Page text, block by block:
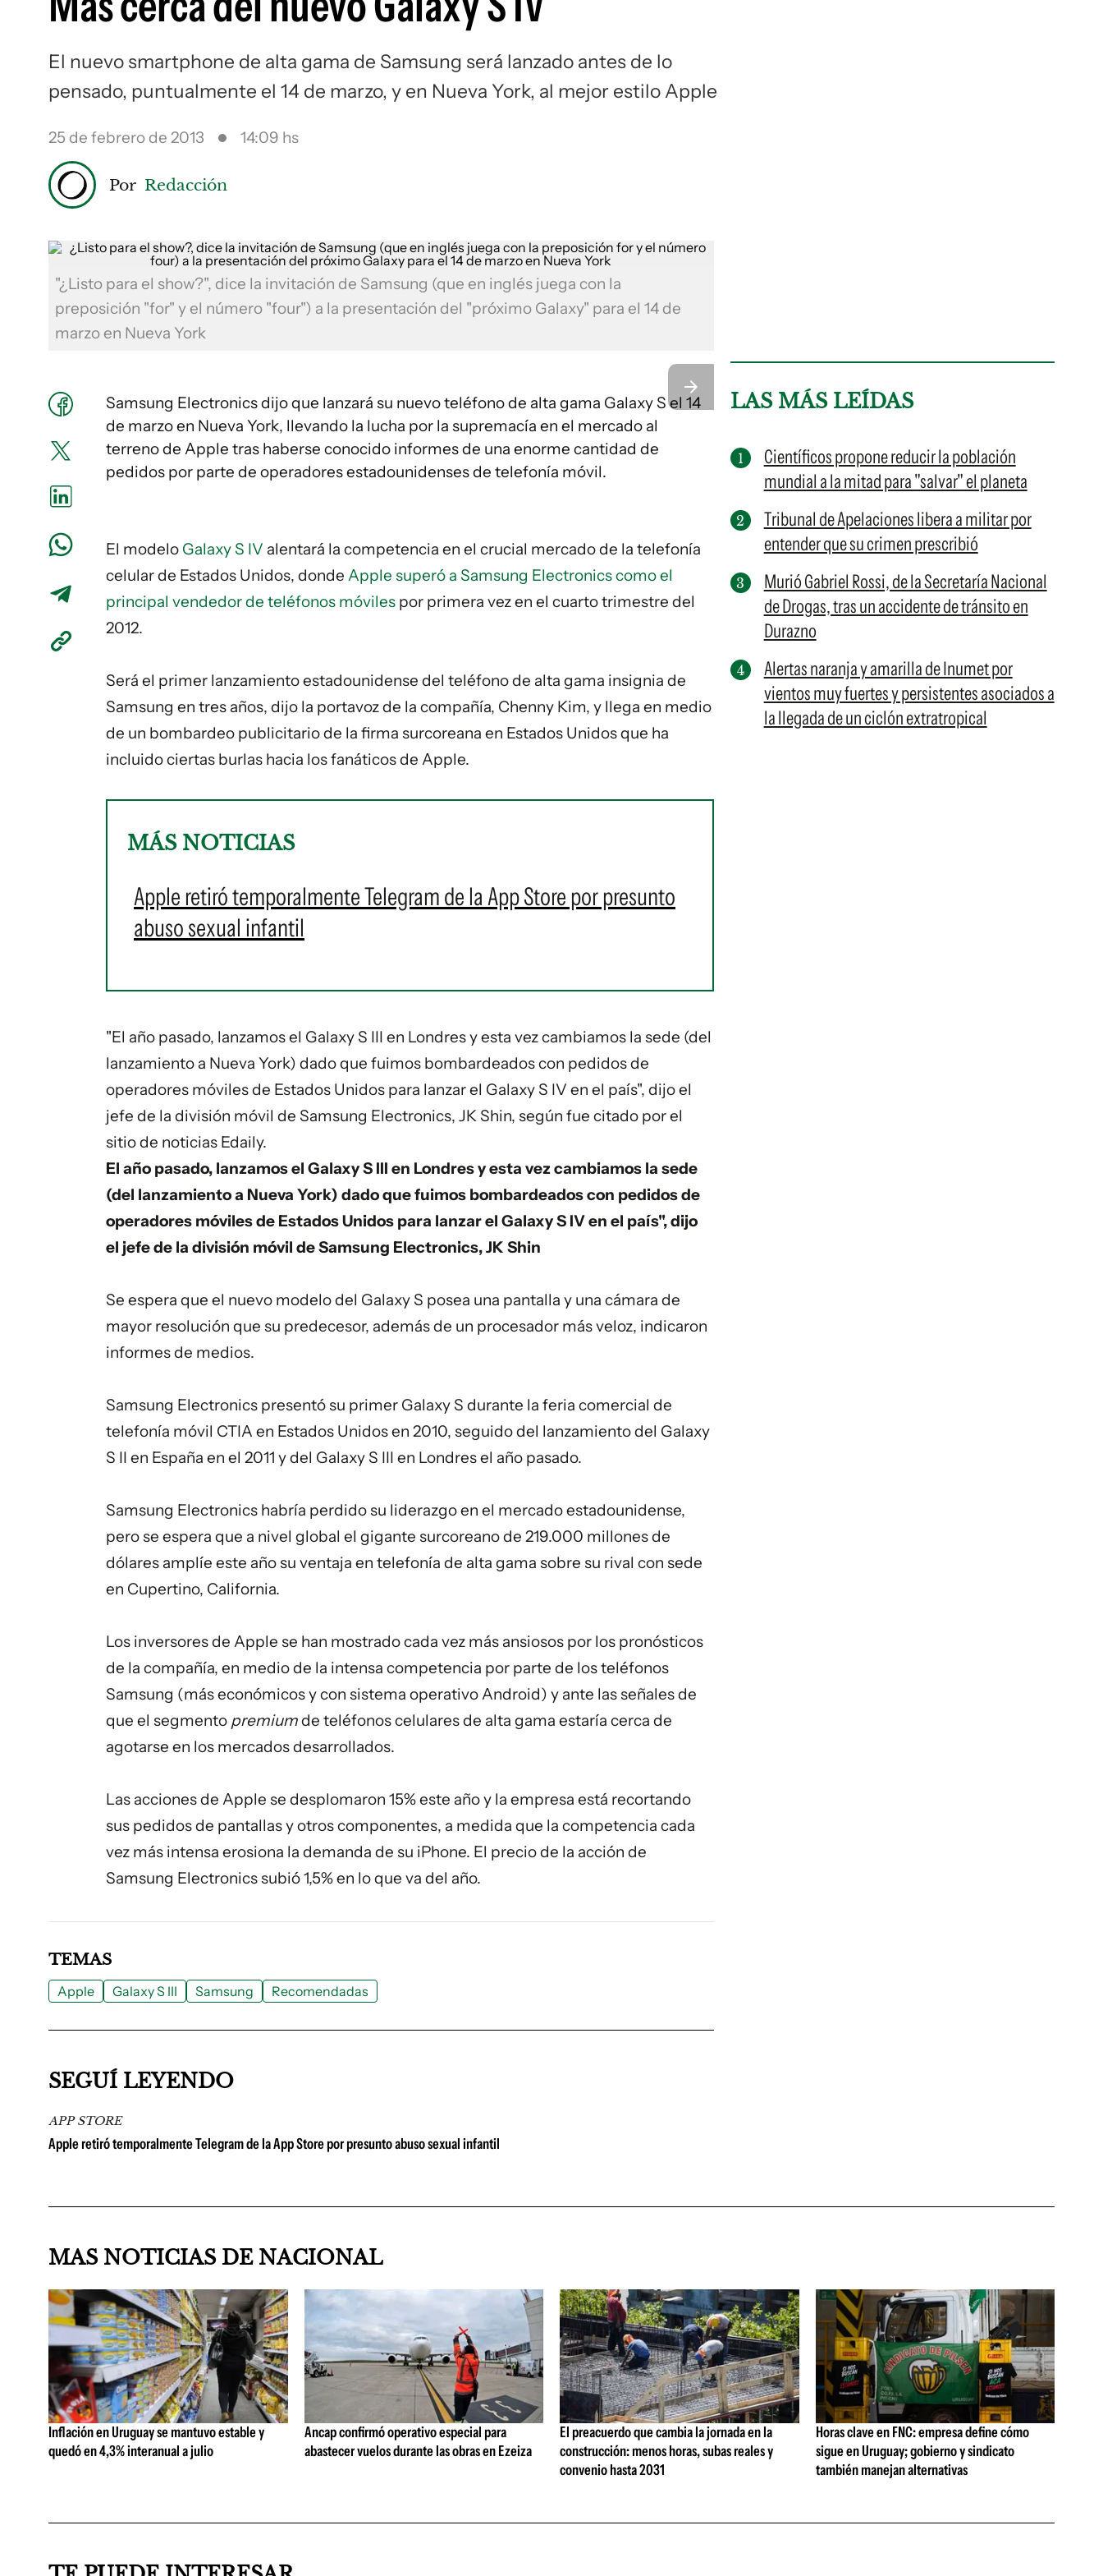
El nuevo smartphone de alta gama de Samsung será lanzado antes de lo
pensado, puntualmente el 14 de marzo, y en Nueva York, al mejor estilo Apple
25 de febrero de 2013 14:09 hs
Por Redacción
"¿Listo para el show?", dice la invitación de Samsung (que en inglés juega con la
preposición "for" y el número "four") a la presentación del "próximo Galaxy" para el 14 de
marzo en Nueva York
Samsung Electronics dijo que lanzará su nuevo teléfono de alta gama Galaxy S el 14
de marzo en Nueva York, llevando la lucha por la supremacía en el mercado al
terreno de Apple tras haberse conocido informes de una enorme cantidad de
pedidos por parte de operadores estadounidenses de telefonía móvil.
El modelo Galaxy S IV alentará la competencia en el crucial mercado de la telefonía
celular de Estados Unidos, donde Apple superó a Samsung Electronics como el
principal vendedor de teléfonos móviles por primera vez en el cuarto trimestre del
2012.
Será el primer lanzamiento estadounidense del teléfono de alta gama insignia de
Samsung en tres años, dijo la portavoz de la compañía, Chenny Kim, y llega en medio
de un bombardeo publicitario de la firma surcoreana en Estados Unidos que ha
incluido ciertas burlas hacia los fanáticos de Apple.
MÁS NOTICIAS
Apple retiró temporalmente Telegram de la App Store por presunto
abuso sexual infantil
"El año pasado, lanzamos el Galaxy S III en Londres y esta vez cambiamos la sede (del
lanzamiento a Nueva York) dado que fuimos bombardeados con pedidos de
operadores móviles de Estados Unidos para lanzar el Galaxy S IV en el país", dijo el
jefe de la división móvil de Samsung Electronics, JK Shin, según fue citado por el
sitio de noticias Edaily.
El año pasado, lanzamos el Galaxy S III en Londres y esta vez cambiamos la sede
(del lanzamiento a Nueva York) dado que fuimos bombardeados con pedidos de
operadores móviles de Estados Unidos para lanzar el Galaxy S IV en el país", dijo
el jefe de la división móvil de Samsung Electronics, JK Shin
Se espera que el nuevo modelo del Galaxy S posea una pantalla y una cámara de
mayor resolución que su predecesor, además de un procesador más veloz, indicaron
informes de medios.
Samsung Electronics presentó su primer Galaxy S durante la feria comercial de
telefonía móvil CTIA en Estados Unidos en 2010, seguido del lanzamiento del Galaxy
S II en España en el 2011 y del Galaxy S III en Londres el año pasado.
Samsung Electronics habría perdido su liderazgo en el mercado estadounidense,
pero se espera que a nivel global el gigante surcoreano de 219.000 millones de
dólares amplíe este año su ventaja en telefonía de alta gama sobre su rival con sede
en Cupertino, California.
Los inversores de Apple se han mostrado cada vez más ansiosos por los pronósticos
de la compañía, en medio de la intensa competencia por parte de los teléfonos
Samsung (más económicos y con sistema operativo Android) y ante las señales de
que el segmento premiumde teléfonos celulares de alta gama estaría cerca de
agotarse en los mercados desarrollados.
Las acciones de Apple se desplomaron 15% este año y la empresa está recortando
sus pedidos de pantallas y otros componentes, a medida que la competencia cada
vez más intensa erosiona la demanda de su iPhone. El precio de la acción de
Samsung Electronics subió 1,5% en lo que va del año.
LAS MÁS LEÍDAS
Científicos propone reducir la población
mundial a la mitad para "salvar" el planeta
Tribunal de Apelaciones libera a militar por
entender que su crimen prescribió
Murió Gabriel Rossi, de la Secretaría Nacional
de Drogas, tras un accidente de tránsito en
Durazno
Alertas naranja y amarilla de Inumet por
vientos muy fuertes y persistentes asociados a
la llegada de un ciclón extratropical
TEMAS
Apple Galaxy S III Samsung Recomendadas
SEGUÍ LEYENDO
APP STORE
Apple retiró temporalmente Telegram de la App Store por presunto abuso sexual infantil
MAS NOTICIAS DE NACIONAL
Inflación en Uruguay se mantuvo estable y
quedó en 4,3% interanual a julio
Ancap confirmó operativo especial para
abastecer vuelos durante las obras en Ezeiza
El preacuerdo que cambia la jornada en la
construcción: menos horas, subas reales y
convenio hasta 2031
Horas clave en FNC: empresa define cómo
sigue en Uruguay; gobierno y sindicato
también manejan alternativas